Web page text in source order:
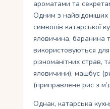
ароматами та
Одним з
символів катарської
яловичина, баранина
використовуються
різноманітних страв,
яловичини), машбус
(приправлене рис з
Однак, катарська